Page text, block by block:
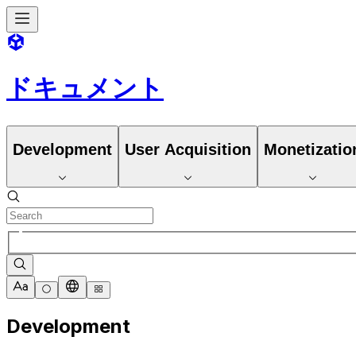
ドキュメント
Development User Acquisition
Development